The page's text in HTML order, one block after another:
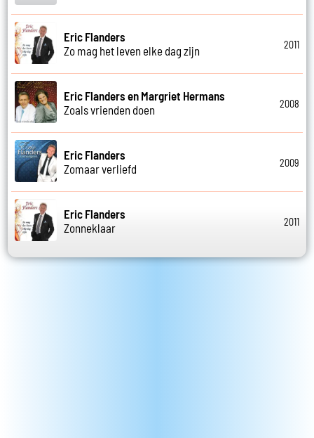
Eric Flanders
Zo mag het leven elke dag zijn
2011
Eric Flanders en Margriet Hermans
Zoals vrienden doen
2008
Eric Flanders
Zomaar verliefd
2009
Eric Flanders
Zonneklaar
2011